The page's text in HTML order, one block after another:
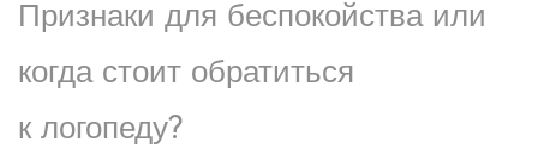
Признаки для беспокойства или
когда стоит обратиться
к логопеду?